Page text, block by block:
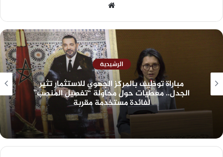
الرشيدية
مباراة توظيف بالمركز الجهوي للاستثمار تثير
الجدل.. معطيات حول محاولة “تفصيل المنصب”
لفائدة مستخدمة مقربة